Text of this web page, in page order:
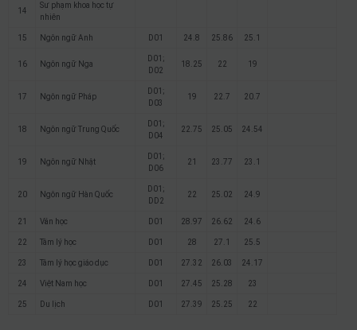
14
Sư phạm khoa học tự
nhiên
15 Ngôn ngữ Anh D01 24.8 25.86 25.1
16 Ngôn ngữ Nga
D01;
D02
18.25 22 19
17 Ngôn ngữ Pháp
D01;
D03
19 22.7 20.7
18 Ngôn ngữ Trung Quốc
D01;
D04
22.75 25.05 24.54
19 Ngôn ngữ Nhật
D01;
D06
21 23.77 23.1
20 Ngôn ngữ Hàn Quốc
D01;
DD2
22 25.02 24.9
21 Văn học D01 28.97 26.62 24.6
22 Tâm lý học D01 28 27.1 25.5
23 Tâm lý học giáo dục D01 27.32 26.03 24.17
24 Việt Nam học D01 27.45 25.28 23
25 Du lịch D01 27.39 25.25 22